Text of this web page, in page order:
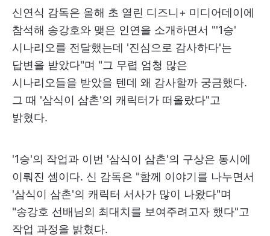
신연식 감독은 올해 초 열린 디즈니+ 미디어데이에
참석해 송강호와 맺은 인연을 소개하면서 "'1승'
시나리오를 전달했는데 '진심으로 감사하다'는
답변을 받았다"며 "그 무렵 엄청 많은
시나리오들을 받았을 텐데 왜 감사할까 궁금했다.
그 때 '삼식이 삼촌'의 캐릭터가 떠올랐다"고
밝혔다.
'1승'의 작업과 이번 '삼식이 삼촌'의 구상은 동시에
이뤄진 셈이다. 신 감독은 "함께 이야기를 나누면서
'삼식이 삼촌'의 캐릭터 서사가 많이 나왔다"며
"송강호 선배님의 최대치를 보여주려고자 했다"고
작업 과정을 밝혔다.